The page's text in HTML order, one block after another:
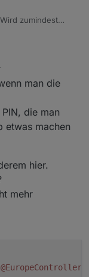
zumindest
man die
die man
etwas machen
hier.
mehr
@EuropeController